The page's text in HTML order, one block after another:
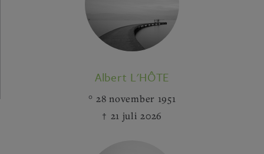
Albert L'HÔTE
28 november 1951
21 juli 2026